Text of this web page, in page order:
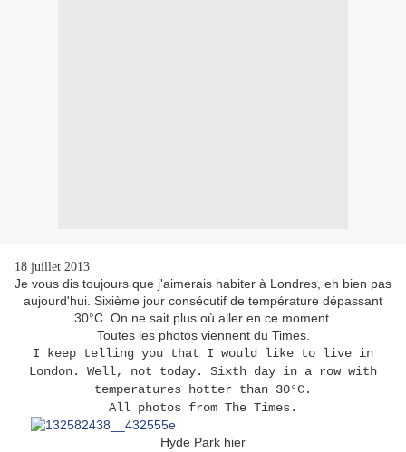
18 juillet 2013
Je vous dis toujours que j'aimerais habiter à Londres, eh bien pas
aujourd'hui. Sixième jour consécutif de température dépassant
30°C. On ne sait plus où aller en ce moment.
Toutes les photos viennent du Times.
I keep telling you that I would like to live in
London. Well, not today. Sixth day in a row with
temperatures hotter than 30°C.
All photos from The Times.
Hyde Park hier